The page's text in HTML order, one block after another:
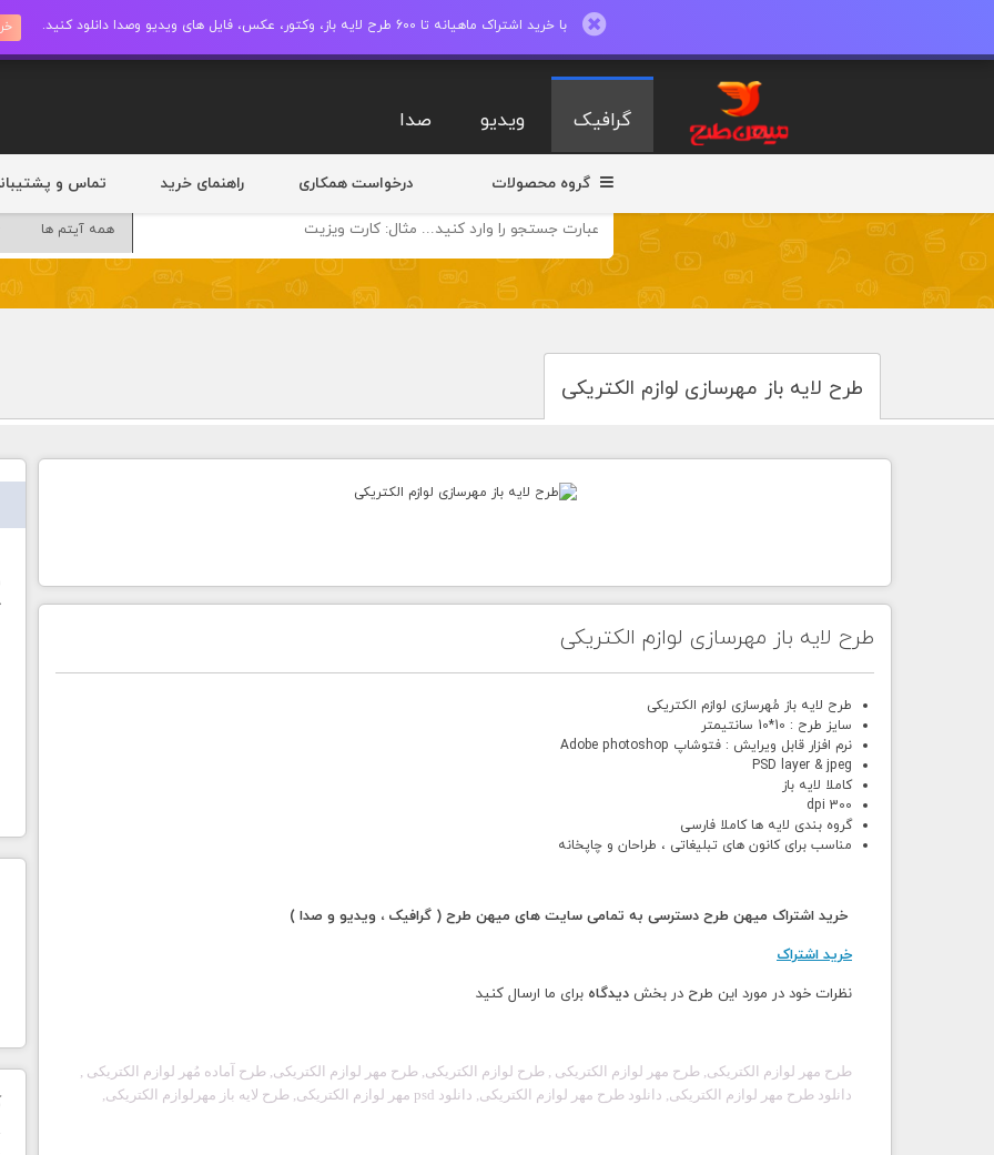
با خرید اشتراک ماهیانه تا 600 طرح لایه باز، وکتور، عکس، فایل های ویدیو وصدا دانلود کنید.
گرافیک ویدیو صدا
گروه محصولات درخواست همکاری راهنمای خرید تماس و
طرح لایه باز مهرسازی لوازم الکتریکی
طرح لایه باز مهرسازی لوازم الکتریکی
طرح لایه باز مُهرسازی لوازم الکتریکی
سایز طرح : 10*10 سانتیمتر
نرم افزار قابل ویرایش : فتوشاپ Adobe photoshop
PSD layer & jpeg
کاملا لایه باز
300 dpi
گروه بندی لایه ها کاملا فارسی
مناسب برای کانون های تبلیغاتی ، طراحان و چاپخانه
خرید اشتراک میهن طرح دسترسی به تمامی سایت های میهن طرح ( گرافیک ، ویدیو و صدا )
خرید اشتراک
نظرات خود در مورد این طرح در بخش دیدگاه برای ما ارسال کنید
طرح مهر لوازم الکتریکی, طرح مهر لوازم الکتریکی , طرح لوازم الکتریکی, طرح مهر لوازم الکتریکی, طرح آماده مُهر لوازم الکتریکی ,
دانلود طرح مهر لوازم الکتریکی, دانلود طرح مهر لوازم الکتریکی, دانلود psd مهر لوازم الکتریکی, طرح لایه باز مهر لوازم الکتریکی,